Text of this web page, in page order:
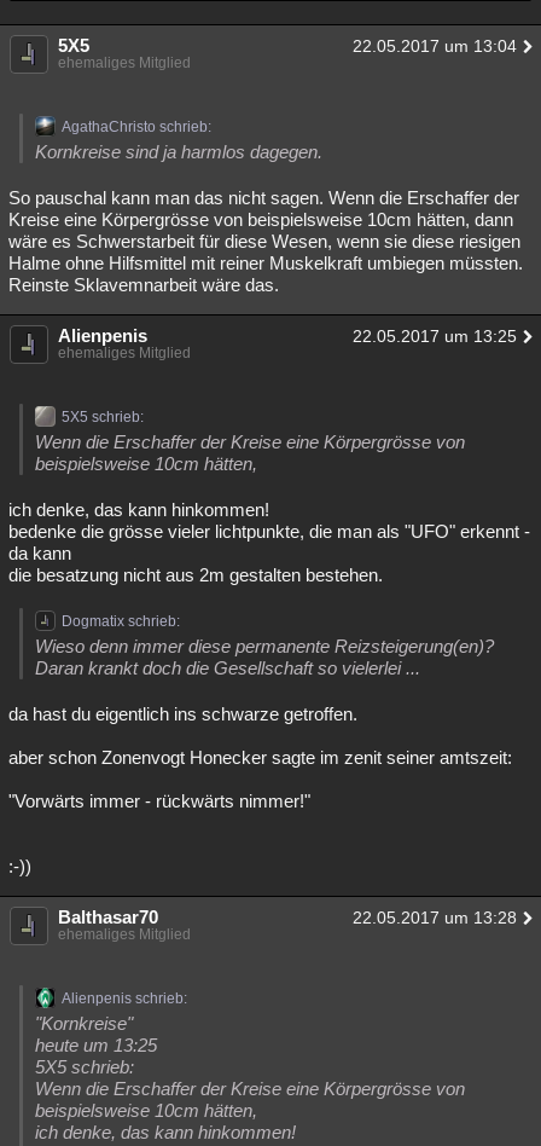
5X5 22.05.2017 um 13:04
ehemaliges Mitglied
AgathaChristo schrieb:
Kornkreise sind ja harmlos dagegen.
So pauschal kann man das nicht sagen. Wenn die Erschaffer der
Kreise eine Körpergrösse von beispielsweise 10cm hätten, dann
wäre es Schwerstarbeit für diese Wesen, wenn sie diese riesigen
Halme ohne Hilfsmittel mit reiner Muskelkraft umbiegen müssten.
Reinste Sklavemnarbeit wäre das.
Alienpenis 22.05.2017 um 13:25
ehemaliges Mitglied
5X5 schrieb:
Wenn die Erschaffer der Kreise eine Körpergrösse von
beispielsweise 10cm hätten,
ich denke, das kann hinkommen!
bedenke die grösse vieler lichtpunkte, die man als "UFO" erkennt -
da kann
die besatzung nicht aus 2m gestalten bestehen.
Dogmatix schrieb:
Wieso denn immer diese permanente Reizsteigerung(en)?
Daran krankt doch die Gesellschaft so vielerlei ...
da hast du eigentlich ins schwarze getroffen.
aber schon Zonenvogt Honecker sagte im zenit seiner amtszeit:
"Vorwärts immer - rückwärts nimmer!"
:-))
Balthasar70 22.05.2017 um 13:28
ehemaliges Mitglied
Alienpenis schrieb:
"Kornkreise"
heute um 13:25
5X5 schrieb:
Wenn die Erschaffer der Kreise eine Körpergrösse von
beispielsweise 10cm hätten,
ich denke, das kann hinkommen!